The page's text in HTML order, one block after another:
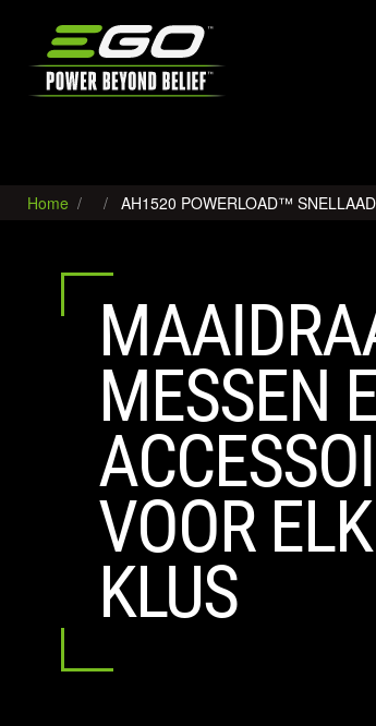
Home AH1520 POWERLOAD™
MESSEN
VOOR
KLUS